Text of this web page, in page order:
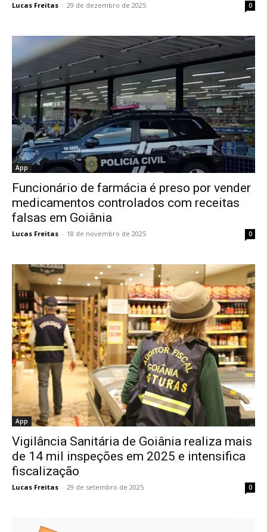
Lucas Freitas - 29 de dezembro de 2025 0
App
Funcionário de farmácia é preso por vender
medicamentos controlados com receitas
falsas em Goiânia
Lucas Freitas - 18 de novembro de 2025 0
App
Vigilância Sanitária de Goiânia realiza mais
de 14 mil inspeções em 2025 e intensifica
fiscalização
Lucas Freitas - 29 de setembro de 2025 0